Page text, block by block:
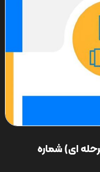
ای) شماره